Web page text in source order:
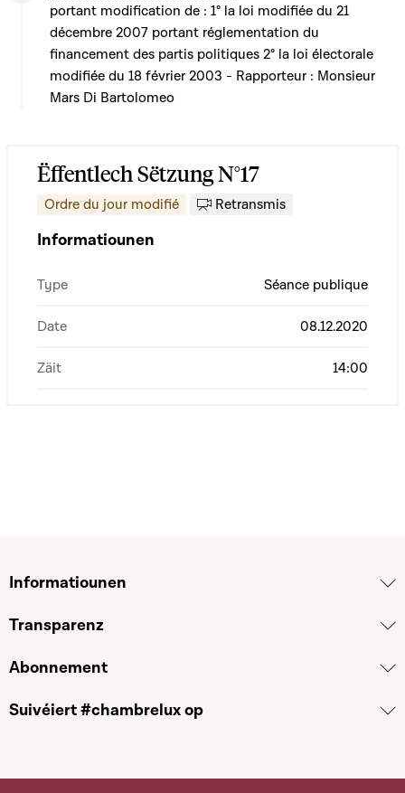
portant modification de : 1° la loi modifiée du 21
décembre 2007 portant réglementation du
financement des partis politiques 2° la loi électorale
modifiée du 18 février 2003 - Rapporteur : Monsieur
Mars Di Bartolomeo
Ëffentlech Sëtzung N°17
Ordre du jour modifié Retransmis
Informatiounen
Type Séance publique
Date 08.12.2020
Zäit 14:00
Informatiounen
Transparenz
Abonnement
Suivéiert #chambrelux op